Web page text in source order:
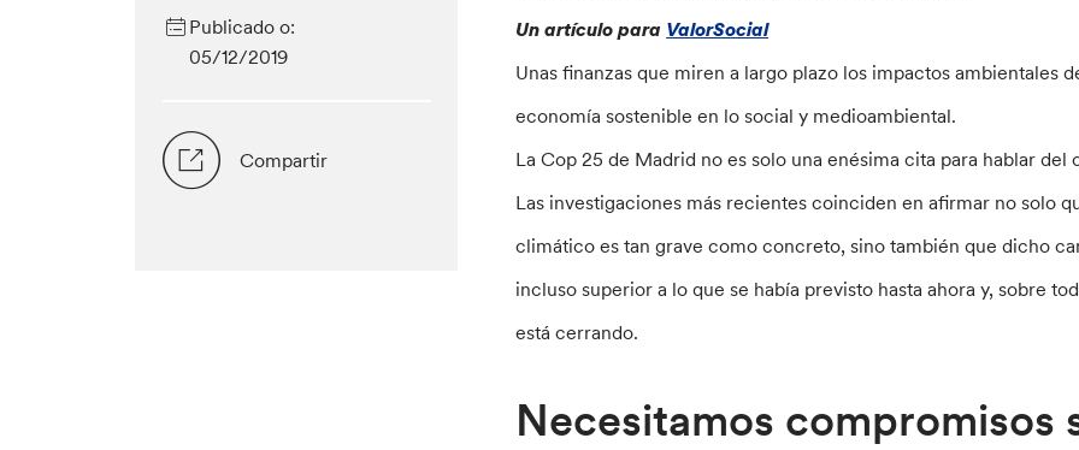
Publicado o:
05/12/2019
Compartir
Un artículo para ValorSocial
Unas finanzas que miren a largo plazo los impactos ambientales
economía sostenible en lo social y medioambiental.
La Cop 25 de Madrid no es solo una enésima cita para hablar
Las investigaciones más recientes coinciden en afirmar no solo
climático es tan grave como concreto, sino también que dicho
incluso superior a lo que se había previsto hasta ahora y, sobre
está cerrando.
Necesitamos compromisos